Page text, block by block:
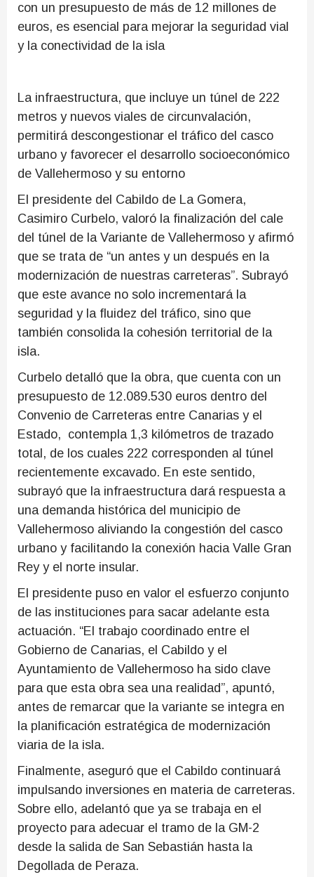
con un presupuesto de más de 12 millones de
euros, es esencial para mejorar la seguridad vial
y la conectividad de la isla
La infraestructura, que incluye un túnel de 222
metros y nuevos viales de circunvalación,
permitirá descongestionar el tráfico del casco
urbano y favorecer el desarrollo socioeconómico
de Vallehermoso y su entorno
El presidente del Cabildo de La Gomera,
Casimiro Curbelo, valoró la finalización del cale
del túnel de la Variante de Vallehermoso y afirmó
que se trata de “un antes y un después en la
modernización de nuestras carreteras”. Subrayó
que este avance no solo incrementará la
seguridad y la fluidez del tráfico, sino que
también consolida la cohesión territorial de la
isla.
Curbelo detalló que la obra, que cuenta con un
presupuesto de 12.089.530 euros dentro del
Convenio de Carreteras entre Canarias y el
Estado, contempla 1,3 kilómetros de trazado
total, de los cuales 222 corresponden al túnel
recientemente excavado. En este sentido,
subrayó que la infraestructura dará respuesta a
una demanda histórica del municipio de
Vallehermoso aliviando la congestión del casco
urbano y facilitando la conexión hacia Valle Gran
Rey y el norte insular.
El presidente puso en valor el esfuerzo conjunto
de las instituciones para sacar adelante esta
actuación. “El trabajo coordinado entre el
Gobierno de Canarias, el Cabildo y el
Ayuntamiento de Vallehermoso ha sido clave
para que esta obra sea una realidad”, apuntó,
antes de remarcar que la variante se integra en
la planificación estratégica de modernización
viaria de la isla.
Finalmente, aseguró que el Cabildo continuará
impulsando inversiones en materia de carreteras.
Sobre ello, adelantó que ya se trabaja en el
proyecto para adecuar el tramo de la GM-2
desde la salida de San Sebastián hasta la
Degollada de Peraza.